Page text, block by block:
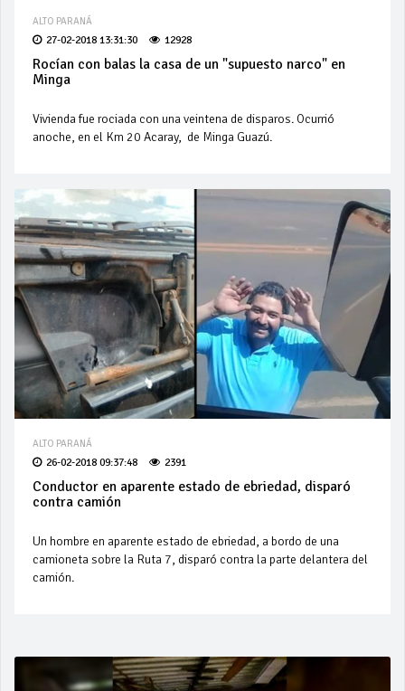
ALTO PARANÁ
27-02-2018 13:31:30 12928
Rocían con balas la casa de un "supuesto narco" en
Minga
Vivienda fue rociada con una veintena de disparos. Ocurrió
anoche, en el Km 20 Acaray, de Minga Guazú.
ALTO PARANÁ
26-02-2018 09:37:48 2391
Conductor en aparente estado de ebriedad, disparó
contra camión
Un hombre en aparente estado de ebriedad, a bordo de una
camioneta sobre la Ruta 7, disparó contra la parte delantera del
camión.